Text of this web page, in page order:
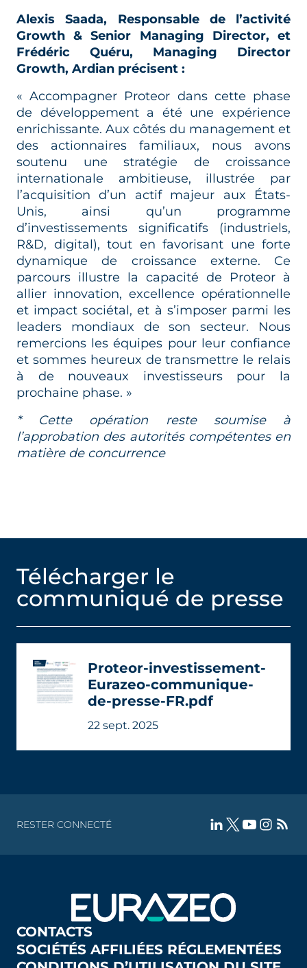
Alexis Saada, Responsable de l’activité
Growth & Senior Managing Director, et
Frédéric Quéru, Managing Director
Growth, Ardian précisent :
« Accompagner Proteor dans cette phase
de développement a été une expérience
enrichissante. Aux côtés du management et
des actionnaires familiaux, nous avons
soutenu une stratégie de croissance
internationale ambitieuse, illustrée par
l’acquisition d’un actif majeur aux États-
Unis, ainsi qu’un programme
d’investissements significatifs (industriels,
R&D, digital), tout en favorisant une forte
dynamique de croissance externe. Ce
parcours illustre la capacité de Proteor à
allier innovation, excellence opérationnelle
et impact sociétal, et à s’imposer parmi les
leaders mondiaux de son secteur. Nous
remercions les équipes pour leur confiance
et sommes heureux de transmettre le relais
à de nouveaux investisseurs pour la
prochaine phase. »
* Cette opération reste soumise à
l’approbation des autorités compétentes en
matière de concurrence
Télécharger le
communiqué de presse
Proteor-investissement-
Eurazeo-communique-
de-presse-FR.pdf
22 sept. 2025
RESTER CONNECTÉ
CONTACTS
SOCIÉTÉS AFFILIÉES RÉGLEMENTÉES